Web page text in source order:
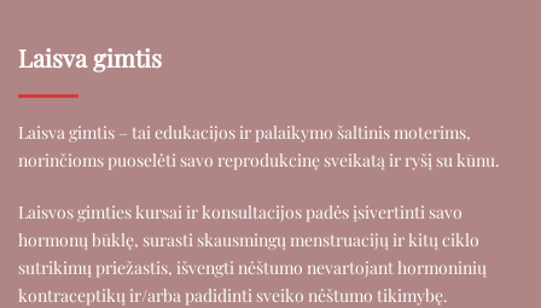
Laisva gimtis
Laisva gimtis – tai edukacijos ir palaikymo šaltinis moterims,
norinčioms puoselėti savo reprodukcinę sveikatą ir ryšį su kūnu.
Laisvos gimties kursai ir konsultacijos padės įsivertinti savo
hormonų būklę, surasti skausmingų menstruacijų ir kitų ciklo
sutrikimų priežastis, išvengti nėštumo nevartojant hormoninių
kontraceptikų ir/arba padidinti sveiko nėštumo tikimybę.